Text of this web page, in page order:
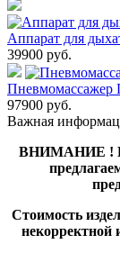
Аппарат для
39900 руб.
Пневмомассажер
97900 руб.
Важная
ВНИМАНИЕ ! На
Стоимость
некорректной